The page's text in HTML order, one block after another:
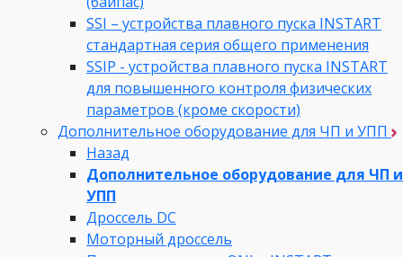
SSI – устройства плавного пуска INSTART
стандартная серия общего применения
SSIP - устройства плавного пуска INSTART
для повышенного контроля физических
параметров (кроме скорости)
Дополнительное оборудование для ЧП и УПП
Назад
Дополнительное оборудование для ЧП и
УПП
Дроссель DC
Моторный дроссель